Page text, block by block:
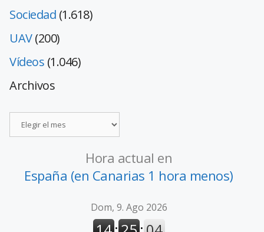
Sociedad (1.618)
UAV(200)
Vídeos (1.046)
Archivos
Hora actual en
España (en Canarias 1 hora menos)